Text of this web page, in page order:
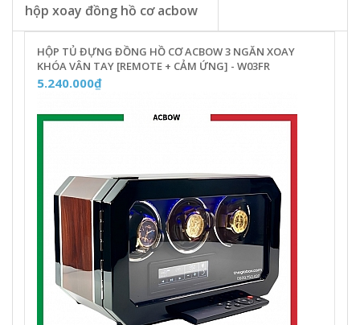
hộp xoay đồng hồ cơ acbow
HỘP TỦ ĐỰNG ĐỒNG HỒ CƠ ACBOW 3 NGĂN XOAY
KHÓA VÂN TAY [REMOTE + CẢM ỨNG] - W03FR
5.240.000₫